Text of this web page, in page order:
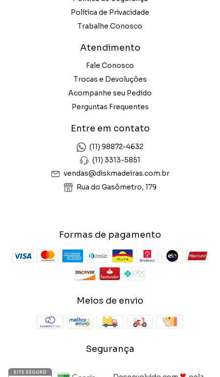
Política de Privacidade
Trabalhe Conosco
Atendimento
Fale Conosco
Trocas e Devoluções
Acompanhe seu Pedido
Perguntas Frequentes
Entre em contato
(11) 98872-4632
(11) 3313-5851
vendas@diskmadeiras.com.br
Rua do Gasômetro, 179
Formas de pagamento
Meios de envio
Segurança